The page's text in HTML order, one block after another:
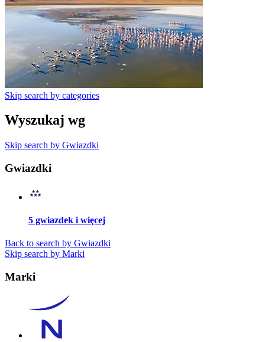
Skip search by categories
Wyszukaj wg
Skip search by Gwiazdki
Gwiazdki
5 gwiazdek i więcej
Back to search by Gwiazdki
Skip search by Marki
Marki